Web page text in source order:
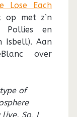
Lose Each
op met z’n
Pollies en
Isbell). Aan
over
of
live. So, I